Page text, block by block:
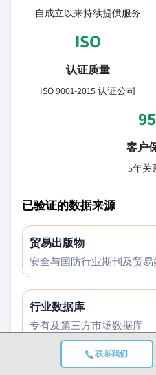
联系我们
自成立以来持续提供服务
ISO
认证质量
ISO 9001-2015 认证公司
客户
5年关
已验证的数据来源
贸易出版物
安全与国防行业期刊及贸易
行业数据库
专有及第三方市场数据库
监管文件